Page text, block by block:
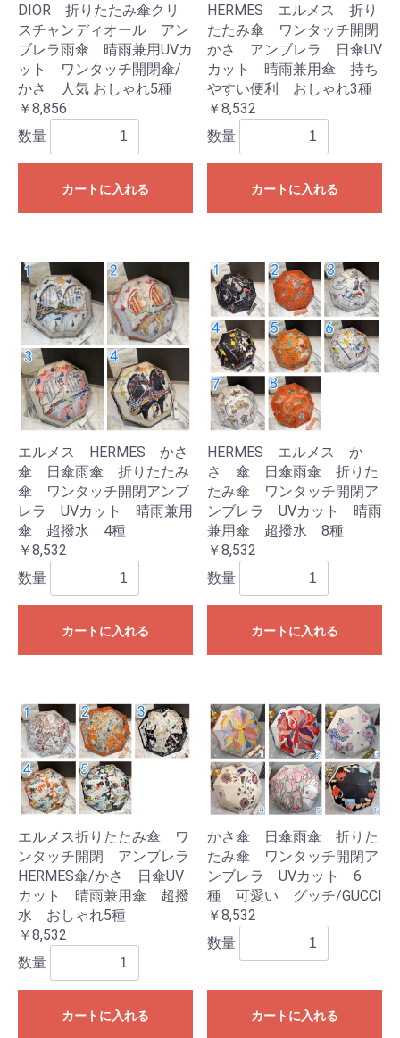
DIOR 折りたたみ傘クリ
スチャンディオール アン
ブレラ雨傘 晴雨兼用UVカ
ット ワンタッチ開閉傘/
かさ 人気 おしゃれ5種
￥8,856
数量
カートに入れる
HERMES エルメス 折り
たたみ傘 ワンタッチ開閉
かさ アンブレラ 日傘UV
カット 晴雨兼用傘 持ち
やすい便利 おしゃれ3種
￥8,532
数量
カートに入れる
エルメス HERMES かさ
傘 日傘雨傘 折りたたみ
傘 ワンタッチ開閉アンブ
レラ UVカット 晴雨兼用
傘 超撥水 4種
￥8,532
数量
カートに入れる
HERMES エルメス か
さ 傘 日傘雨傘 折りた
たみ傘 ワンタッチ開閉ア
ンブレラ UVカット 晴雨
兼用傘 超撥水 8種
￥8,532
数量
カートに入れる
エルメス折りたたみ傘 ワ
ンタッチ開閉 アンブレラ
HERMES傘/かさ 日傘UV
カット 晴雨兼用傘 超撥
水 おしゃれ5種
￥8,532
数量
カートに入れる
かさ傘 日傘雨傘 折りた
たみ傘 ワンタッチ開閉ア
ンブレラ UVカット 6
種 可愛い グッチ/GUCCI
￥8,532
数量
カートに入れる